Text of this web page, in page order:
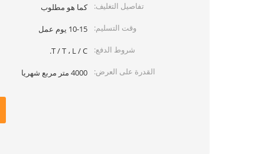
تفاصيل التغليف:
كما هو مطلوب
وقت التسليم:
10-15 يوم عمل
شروط الدفع:
T / T ، L / C.
القدرة على العرض:
4000 متر مربع شهريا